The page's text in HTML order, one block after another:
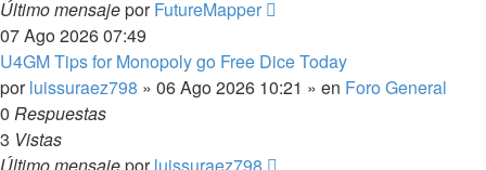
Último mensajeporFutureMapper
07 Ago 2026 07:49
U4GM Tips for Monopoly go Free Dice Today
porluissuraez798 » 06 Ago 2026 10:21 » en Foro General
0 Respuestas
3 Vistas